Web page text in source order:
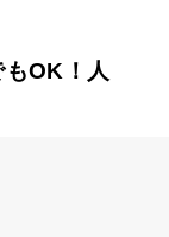
もOK！人